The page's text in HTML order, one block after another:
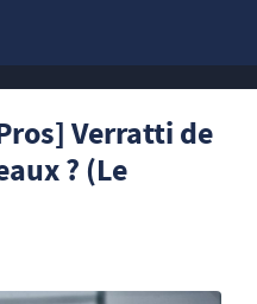
Verratti de
? (Le